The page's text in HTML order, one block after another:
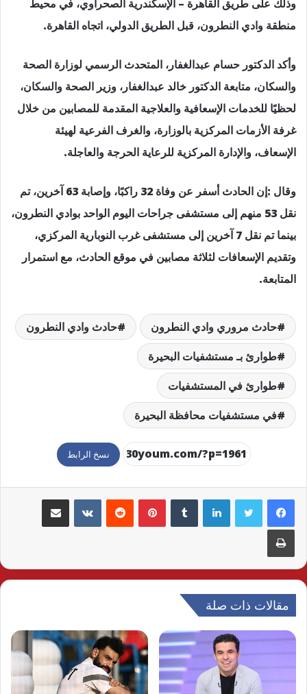
وذلك على طريق القاهرة – الإسكندرية الصحراوي، في محيط
منطقة وادي النطرون، قبل الطريق الدولي، اتجاه القاهرة.
وأكد الدكتور حسام عبدالغفار، المتحدث الرسمي لوزارة الصحة
والسكان، متابعة الدكتور خالد عبدالغفار، وزير الصحة والسكان،
لحظيًا للخدمات الإسعافية والعلاجية المقدمة للمصابين من خلال
غرفة الأزمات المركزية بالوزارة، والغرف الفرعية لهيئة
الإسعاف، والإدارة المركزية للرعاية الحرجة والعاجلة.
وقال :إن الحادث أسفر عن وفاة 32 راكبًا، وإصابة 63 آخرين، تم
نقل 53 منهم إلى مستشفى جراحات اليوم الواحد بوادي النطرون،
بينما تم نقل 7 آخرين إلى مستشفى غرب النوبارية المركزي،
وتقديم الإسعافات لثلاثة مصابين في موقع الحادث، مع استمرار
المتابعة.
حادث مروري وادي النطرون
حادث وادي النطرون
طوارئ بـ مستشفيات البحيرة
طوارئ في المستشفيات
في مستشفيات محافظة البحيرة
نسخ الرابط
لينكدإن بينتيريست مشاركة عبر البريد
طباعة
مقالات ذات صلة